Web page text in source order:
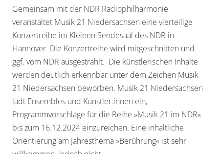
Gemeinsam mit der NDR Radiophilharmonie
veranstaltet Musik 21 Niedersachsen eine vierteilige
Konzertreihe im Kleinen Sendesaal des NDR in
Hannover. Die Konzertreihe wird mitgeschnitten und
ggf. vom NDR ausgestrahlt. Die künstlerischen Inhalte
werden deutlich erkennbar unter dem Zeichen Musik
21 Niedersachsen beworben. Musik 21 Niedersachsen
lädt Ensembles und Künstler:innen ein,
Programmvorschläge für die Reihe »Musik 21 im NDR«
bis zum 16.12.2024 einzureichen. Eine inhaltliche
Orientierung am Jahresthema »Berührung« ist sehr